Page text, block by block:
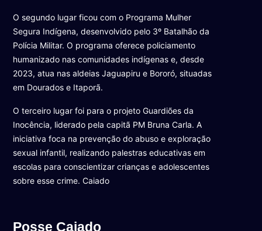
O segundo lugar ficou com o Programa Mulher
Segura Indígena, desenvolvido pelo 3º Batalhão da
Polícia Militar. O programa oferece policiamento
humanizado nas comunidades indígenas e, desde
2023, atua nas aldeias Jaguapiru e Bororó, situadas
em Dourados e Itaporã.
O terceiro lugar foi para o projeto Guardiões da
Inocência, liderado pela capitã PM Bruna Carla. A
iniciativa foca na prevenção do abuso e exploração
sexual infantil, realizando palestras educativas em
escolas para conscientizar crianças e adolescentes
sobre esse crime. Caiado
Posse Caiado